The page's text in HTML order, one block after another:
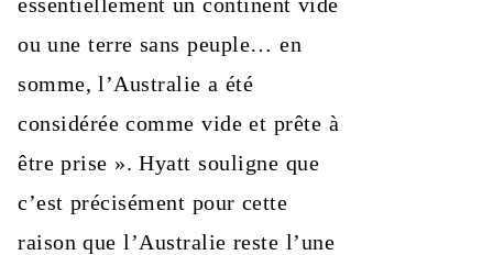
ou une terre sans peuple… en
somme, l’Australie a été
considérée comme vide et prête à
être prise ». Hyatt souligne que
c’est précisément pour cette
raison que l’Australie reste l’une